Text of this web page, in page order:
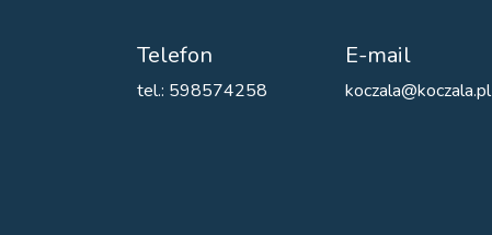
Telefon
tel.: 598574258
E-mail
koczala@koczala.pl